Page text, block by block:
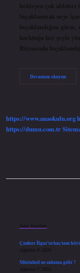
bekleyen çok
bıçaklanmak neye
bıçaklandığını
korktuğu her şeyle
Rüyasında
Devamını okuyunRüyada
https://www.anaokulu.org
https://dumu.com.tr
Son Yazılar
Çankırı İlgaz’ın kaç tane
Ağustos 9, 2026
Müstahsil ne anlama gelir ?
Ağustos 7, 2026